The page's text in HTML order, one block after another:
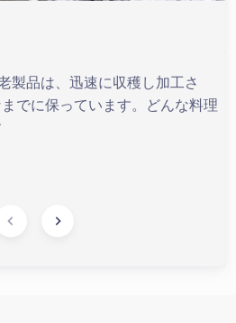
製品は、迅速に収穫し加工さ
でに保っています。どんな料理